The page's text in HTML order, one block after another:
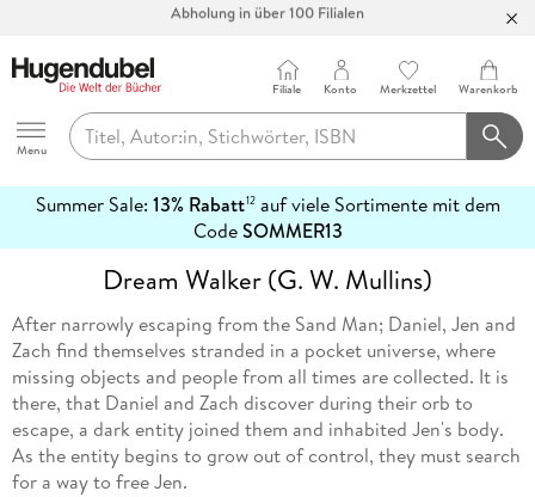
Hugendubel
Menu
Filiale Konto Merkzettel Warenkorb
Summer Sale: 13% Rabatt12auf viele Sortimente mit dem
CodeSOMMER13
erfahren
Dream Walker (G. W. Mullins)
After narrowly escaping from the Sand Man; Daniel, Jen and
Zach find themselves stranded in a pocket universe, where
missing objects and people from all times are collected. It is
there, that Daniel and Zach discover during their orb to
escape, a dark entity joined them and inhabited Jen's body.
As the entity begins to grow out of control, they must search
for a way to free Jen.